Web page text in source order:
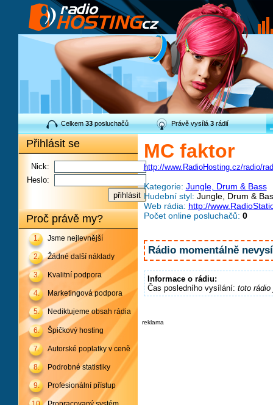
Celkem33posluchačů Právě vysílá3rádií
Přihlásit se
Nick:
Heslo:
Proč právě my?
1. Jsme nejlevnější
2. Žádné další náklady
3. Kvalitní podpora
4. Marketingová podpora
5. Nediktujeme obsah rádia
6. Špičkový hosting
7. Autorské poplatky v ceně
8. Podrobné statistiky
9. Profesionální přístup
MC faktor
http://www.RadioHosting.cz/radio/
Kategorie: Jungle, Drum & Bass
Hudební styl: Jungle, Drum &
Web rádia: http://
Počet online posluchačů: 0
Rádio momentálně
Informace o rádiu:
Čas posledního vysílání: toto
reklama